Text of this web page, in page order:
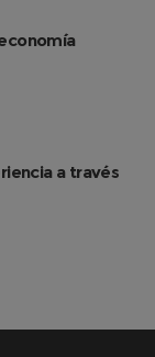
a través